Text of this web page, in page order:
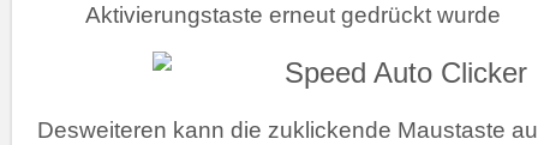
Aktivierungstaste erneut gedrückt wurde
Desweiteren kann die zuklickende Maustaste